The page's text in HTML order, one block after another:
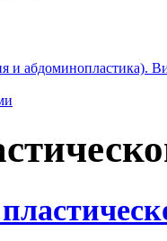
и абдоминопластика).